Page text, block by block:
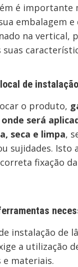
é importante
embalagem e
na vertical,
suas
de instalação
o produto,
será
seca e limpa,
sujidades. Isto
fixação
instalação de
a utilização
materiais.